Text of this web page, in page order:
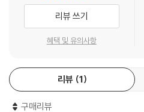
한동안 선거는 우리 국민에게 외면 받
은 하락일로를 걸었다. 1대 총선에서
두를 놀라게 한 결과가 나왔다. 18대
높은 투표율을 기록한 것이다. 아무쪼록
써 이번 대선을 통해 표출된 국민의 정
에 진정한 참여민주주의가 뿌리내릴 수
리뷰 쓰기
혜택 및 유의사항
리뷰 1
구매리뷰